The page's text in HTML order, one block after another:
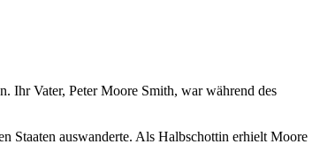
Ihr Vater, Peter Moore Smith, war während des
Staaten auswanderte. Als Halbschottin erhielt Moore